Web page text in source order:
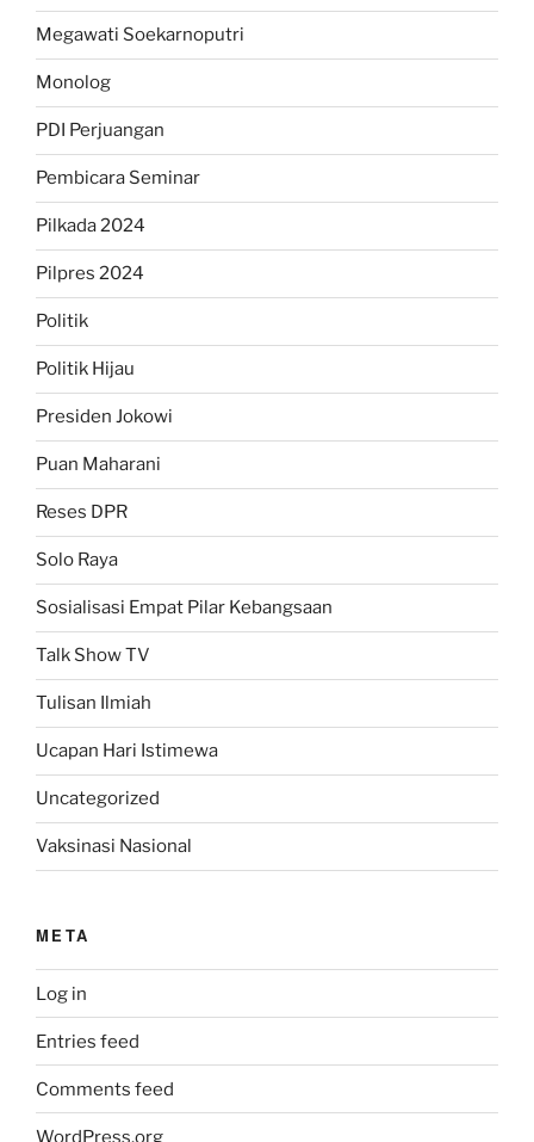
Megawati Soekarnoputri
Monolog
PDI Perjuangan
Pembicara Seminar
Pilkada 2024
Pilpres 2024
Politik
Politik Hijau
Presiden Jokowi
Puan Maharani
Reses DPR
Solo Raya
Sosialisasi Empat Pilar Kebangsaan
Talk Show TV
Tulisan Ilmiah
Ucapan Hari Istimewa
Uncategorized
Vaksinasi Nasional
META
Log in
Entries feed
Comments feed
WordPress.org